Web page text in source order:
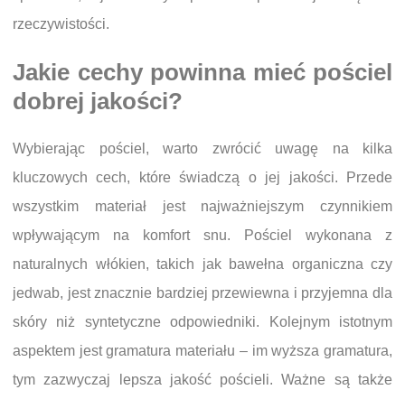
rzeczywistości.
Jakie cechy powinna mieć pościel
dobrej jakości?
Wybierając pościel, warto zwrócić uwagę na kilka
kluczowych cech, które świadczą o jej jakości. Przede
wszystkim materiał jest najważniejszym czynnikiem
wpływającym na komfort snu. Pościel wykonana z
naturalnych włókien, takich jak bawełna organiczna czy
jedwab, jest znacznie bardziej przewiewna i przyjemna dla
skóry niż syntetyczne odpowiedniki. Kolejnym istotnym
aspektem jest gramatura materiału – im wyższa gramatura,
tym zazwyczaj lepsza jakość pościeli. Ważne są także